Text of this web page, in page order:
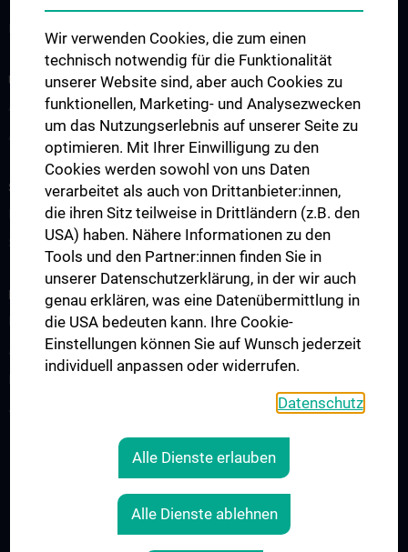
UNSERE ABTEILUNGEN
Abteilung für Medikamenten- und Medizinproduktetestung
Abteilung Training und Simulation
STUDIUM, AUS- UND WEITERBILDUNG
Information für Studierende
Summer School
FORSCHUNG
Kardiovaskuläres Institut
Adjunct Professorships
COOKIE-EINSTELLUNGEN
Wir verwenden Cookies, die zum einen
technisch notwendig für die Funktionalität
unserer Website sind, aber auch Cookies zu
funktionellen, Marketing- und Analysezwecken
um das Nutzungserlebnis auf unserer Seite zu
optimieren. Mit Ihrer Einwilligung zu den
Cookies werden sowohl von uns Daten
verarbeitet als auch von Drittanbieter:innen,
die ihren Sitz teilweise in Drittländern (z.B. den
USA) haben. Nähere Informationen zu den
Tools und den Partner:innen finden Sie in
unserer Datenschutzerklärung, in der wir auch
genau erklären, was eine Datenübermittlung in
die USA bedeuten kann. Ihre Cookie-
Einstellungen können Sie auf Wunsch jederzeit
individuell anpassen oder widerrufen.
Datenschutz
Alle Dienste erlauben
Alle Dienste ablehnen